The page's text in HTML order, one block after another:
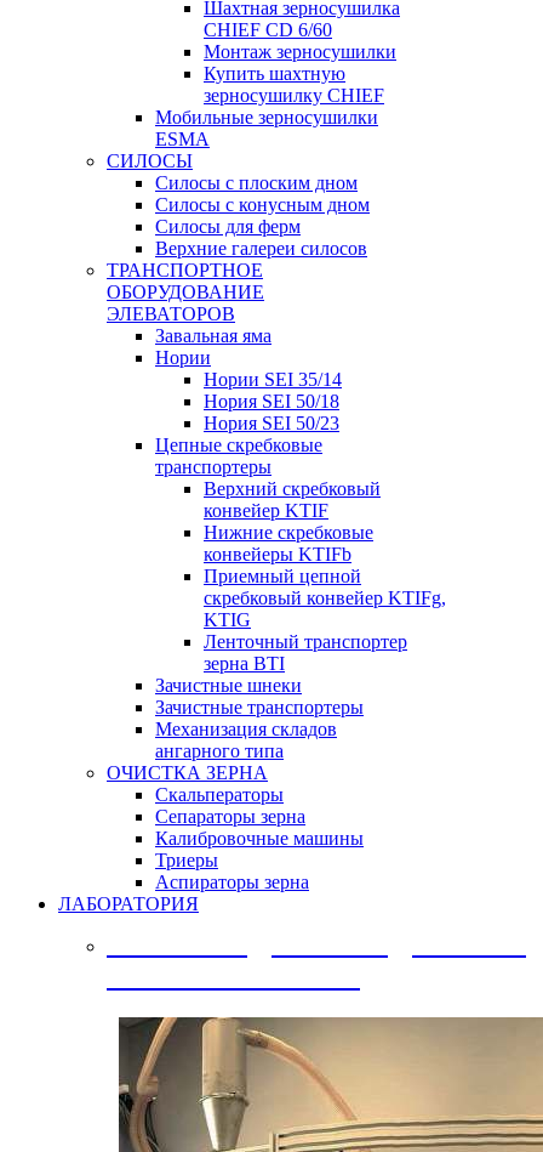
Шахтная зерносушилка
CHIEF CD 6/60
Монтаж зерносушилки
Купить шахтную
зерносушилку CHIEF
Мобильные зерносушилки
ESMA
СИЛОСЫ
Силосы с плоским дном
Силосы с конусным дном
Силосы для ферм
Верхние галереи силосов
ТРАНСПОРТНОЕ
ОБОРУДОВАНИЕ
ЭЛЕВАТОРОВ
Завальная яма
Нории
Нории SEI 35/14
Нория SEI 50/18
Нория SEI 50/23
Цепные скребковые
транспортеры
Верхний скребковый
конвейер KTIF
Нижние скребковые
конвейеры KTIFb
Приемный цепной
скребковый конвейер KTIFg,
KTIG
Ленточный транспортер
зерна BTI
Зачистные шнеки
Зачистные транспортеры
Механизация складов
ангарного типа
ОЧИСТКА ЗЕРНА
Скальператоры
Сепараторы зерна
Калибровочные машины
Триеры
Аспираторы зерна
ЛАБОРАТОРИЯ